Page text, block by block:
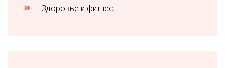
Здоровье и фитнес